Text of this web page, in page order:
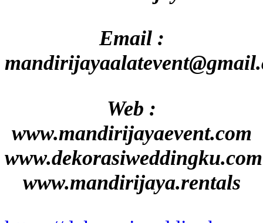
Email :
Web :
www.mandirijayaevent.com
www.dekorasiweddingku.com
www.mandirijaya.rentals